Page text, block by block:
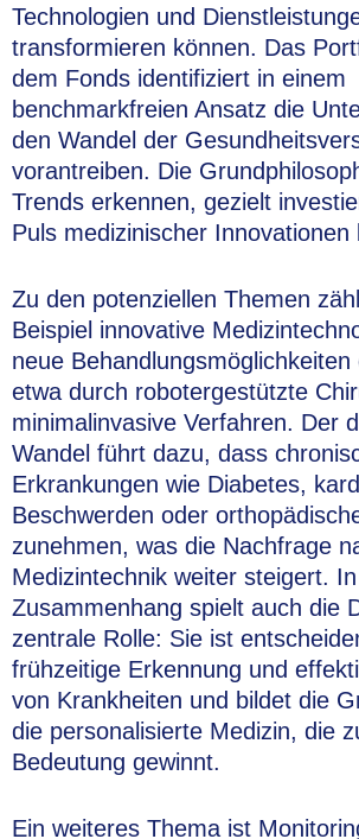
Technologien und
transformieren können. Das
dem Fonds identifiziert in einem
benchmarkfreien Ansatz die
den Wandel der
vorantreiben. Die
Trends erkennen, gezielt
Puls medizinischer Innovationen
Zu den potenziellen Themen
Beispiel innovative
neue
etwa durch robotergestützte
minimalinvasive Verfahren. Der
Wandel führt dazu, dass
Erkrankungen wie Diabetes,
Beschwerden oder
zunehmen, was die Nachfrage
Medizintechnik weiter steigert.
Zusammenhang spielt auch die
zentrale Rolle: Sie ist
frühzeitige Erkennung und
von Krankheiten und bildet die
die personalisierte Medizin, die
Bedeutung gewinnt.
Ein weiteres Thema ist